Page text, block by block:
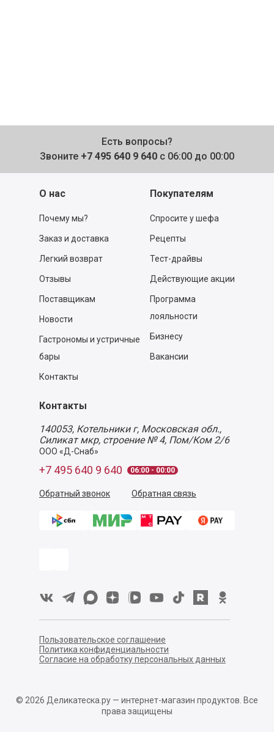
Есть вопросы?
Звоните +7 495 640 9 640 с 06:00 до 00:00
О нас
Почему мы?
Заказ и доставка
Легкий возврат
Отзывы
Поставщикам
Новости
Гастрономы и устричные
бары
Контакты
Покупателям
Спросите у шефа
Рецепты
Тест-драйвы
Действующие акции
Программа
лояльности
Бизнесу
Вакансии
Контакты
140053, Котельники г, Московская обл.,
Силикат мкр, строение № 4, Пом/Ком 2/6
ООО «Д-Снаб»
+7 495 640 9 640 06:00 - 00:00
Обратный звонок Обратная связь
Пользовательское соглашение
Политика конфиденциальности
Согласие на обработку персональных данных
© 2026 Деликатеска.ру — интернет-магазин продуктов. Все
права защищены